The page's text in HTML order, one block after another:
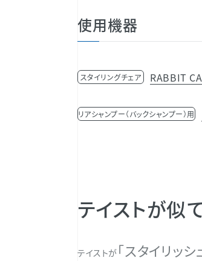
使用機器
スタイリングチェア RABBIT
リアシャンプー（バックシャンプー）用
テイストが似
テイストが 「スタイリッ